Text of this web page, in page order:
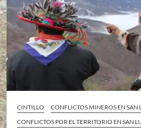
CINTILLO
CONFLICTOS MINEROS EN SAN
CONFLICTOS POR EL TERRITORIO EN SAN